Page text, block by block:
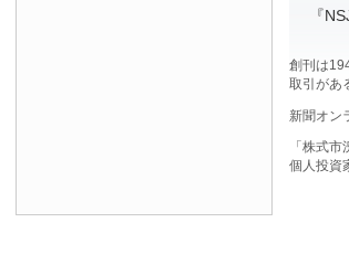
『
創刊は
取引があ
新聞オン
「株式
個人投資